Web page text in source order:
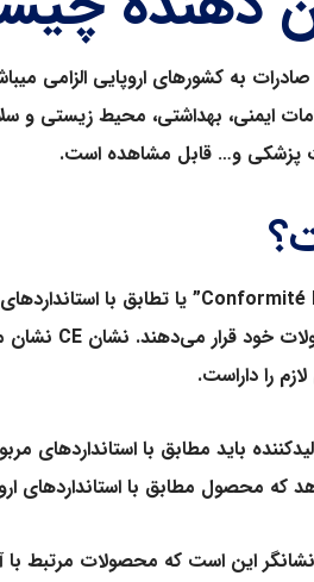
به کشورهای اروپایی الزامی
ایمنی، بهداشتی، محیط زیستی
پزشکی و… قابل مشاهده است.
Conformité” یا تطابق با
خود قرار می‌دهند. نشان CE نشان
را داراست.
باید مطابق با
محصول مطابق با استانداردهای
این است که محصولات مرتبط با